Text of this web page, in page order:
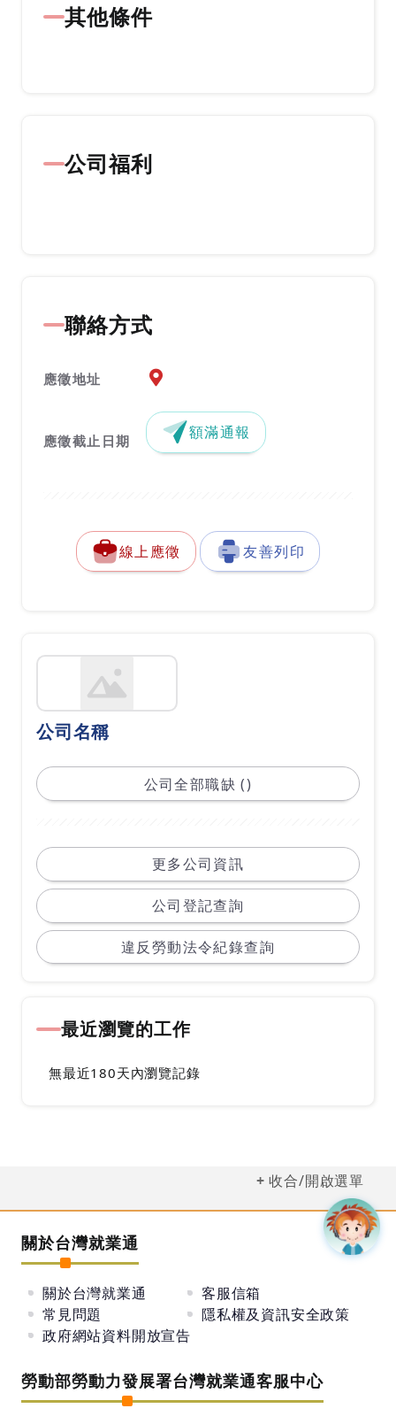
其他條件
公司福利
聯絡方式
應徵地址 應徵地址地圖『另開新視窗』
應徵截止日期 額滿通報
線上應徵 友善列印
公司名稱
公司全部職缺 ()
更多公司資訊
公司登記查詢
違反勞動法令紀錄查詢
最近瀏覽的工作
無最近180天內瀏覽記錄
收合/開啟選單
關於台灣就業通
關於台灣就業通
客服信箱
常見問題
隱私權及資訊安全政策
政府網站資料開放宣告
勞動部勞動力發展署台灣就業通客服中心